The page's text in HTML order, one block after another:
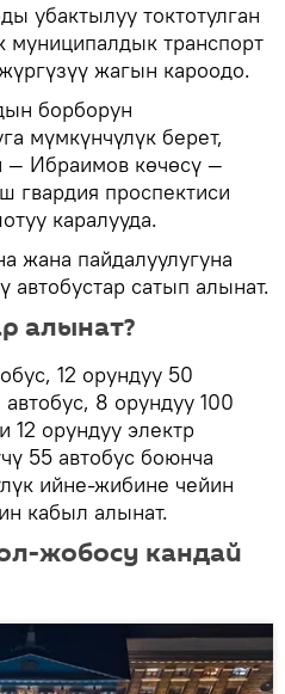
убактылуу токтотулган
муниципалдык транспорт
жагын кароодо.
борборун
мүмкүнчүлүк берет,
— Ибраимов көчөсү —
гвардия проспектиси
каралууда.
жана пайдалуулугуна
автобустар сатып алынат.
алынат?
12 орундуу 50
8 орундуу 100
12 орундуу электр
55 автобус боюнча
ийне-жибине чейин
кабыл алынат.
жобосу кандай